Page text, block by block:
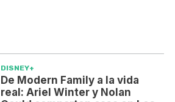
DISNEY+
De Modern Family a la vida
real: Ariel Winter y Nolan